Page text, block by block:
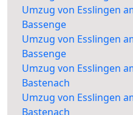
Umzug von Esslingen
Bassenge
Umzug von Esslingen
Bassenge
Umzug von Esslingen
Bastenach
Umzug von Esslingen
Bastenach